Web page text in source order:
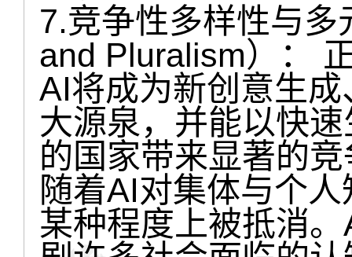
7.竞争性多样性与
and Pluralism）：
AI将成为新创意生
大源泉，并能以快
的国家带来显著的
随着AI对集体与个
某种程度上被抵消